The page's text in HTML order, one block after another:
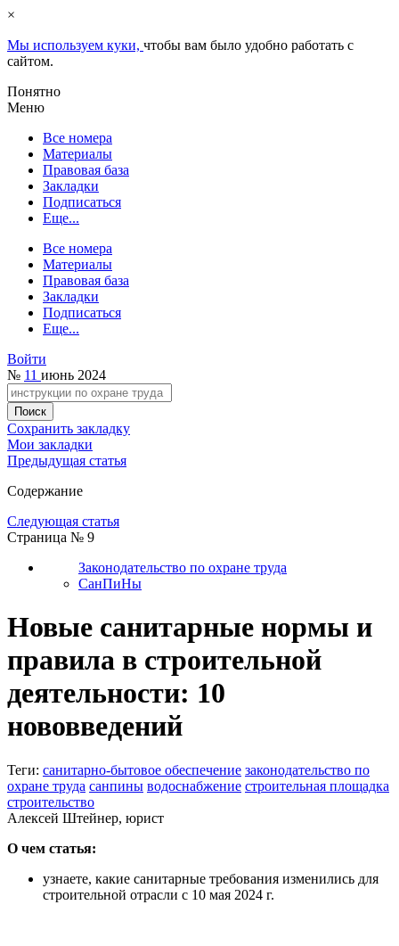
×
Мы используем куки, чтобы вам было удобно работать с
сайтом.
Понятно
Меню
Все номера
Материалы
Правовая база
Закладки
Подписаться
Еще...
Все номера
Материалы
Правовая база
Закладки
Подписаться
Еще...
Войти
№ 11 июнь 2024
Сохранить закладку
Мои закладки
Предыдущая статья
Содержание
Следующая статья
Страница № 9
Законодательство по охране труда
СанПиНы
Новые санитарные нормы и
правила в строительной
деятельности: 10
нововведений
Теги: санитарно-бытовое обеспечение законодательство по
охране труда санпины водоснабжение строительная площадка
строительство
Алексей Штейнер, юрист
О чем статья:
узнаете, какие санитарные требования изменились для
строительной отрасли с 10 мая 2024 г.